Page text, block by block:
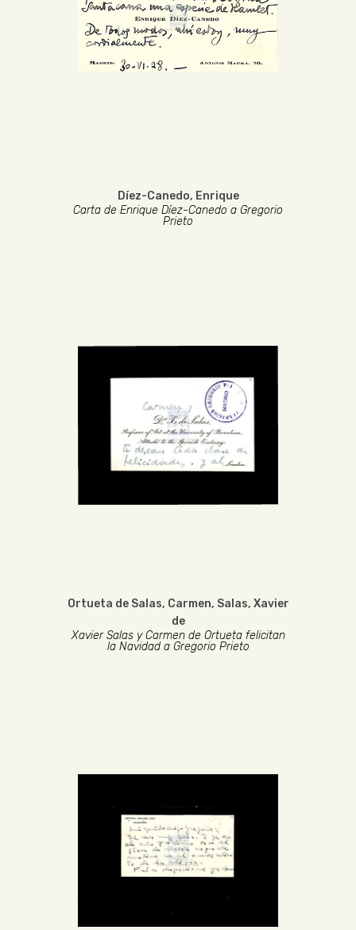
Díez-Canedo, Enrique
Carta de Enrique Díez-Canedo a Gregorio
Prieto
Ortueta de Salas, Carmen, Salas, Xavier
de
Xavier Salas y Carmen de Ortueta felicitan
la Navidad a Gregorio Prieto